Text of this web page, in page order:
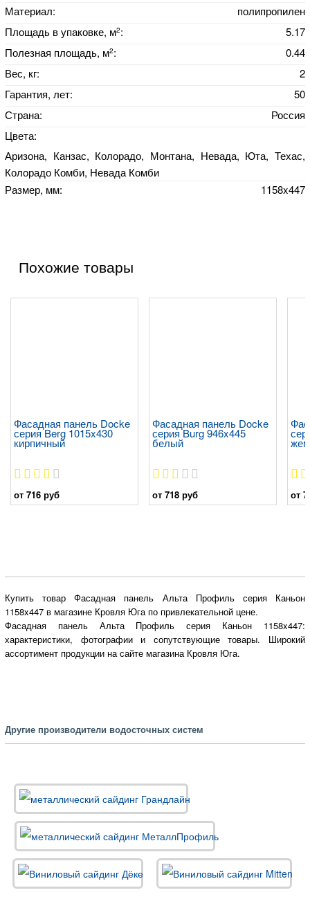
Материал:
полипропилен
Площадь в упаковке, м2:
5.17
Полезная площадь, м2:
0.44
Вес, кг:
2
Гарантия, лет:
50
Страна:
Россия
Цвета:
Аризона, Канзас, Колорадо, Монтана, Невада, Юта, Техас,
Колорадо Комби, Невада Комби
Размер, мм:
1158x447
Похожие товары
Фасадная панель Docke
серия Berg 1015x430
кирпичный
от 716 руб
Фасадная панель Docke
серия Burg 946x445
белый
от 718 руб от
Купить товар Фасадная панель Альта Профиль серия Каньон
1158x447 в магазине Кровля Юга по привлекательной цене.
Фасадная панель Альта Профиль серия Каньон 1158x447:
характеристики, фотографии и сопутствующие товары. Широкий
ассортимент продукции на сайте магазина Кровля Юга.
Другие производители водосточных систем